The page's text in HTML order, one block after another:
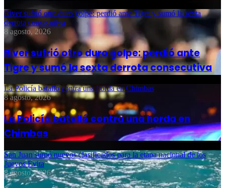
River sufrió otro duro golpe: perdió ante Tigre y sumó la sexta
derrota consecutiva
8 agosto, 2026
River sufrió otro duro golpe: perdió ante
Tigre y sumó la sexta derrota consecutiva
La Policía batalló contra una horda en Chimbas
8 agosto, 2026
La Policía batalló contra una horda en
Chimbas
San Juan sumó nuevos clasificados para la etapa nacional de los
Juevos Evita
8 agosto, 2026